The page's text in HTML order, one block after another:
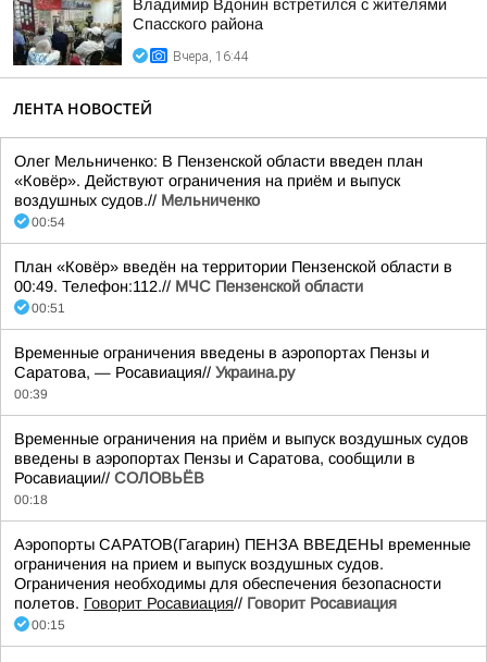
Владимир Вдонин встретился с жителями
Спасского района
Вчера, 16:44
ЛЕНТА НОВОСТЕЙ
Олег Мельниченко: В Пензенской области введен план
«Ковёр». Действуют ограничения на приём и выпуск
воздушных судов.// Мельниченко
00:54
План «Ковёр» введён на территории Пензенской области в
00:49. Телефон:112.// МЧС Пензенской области
00:51
Временные ограничения введены в аэропортах Пензы и
Саратова, — Росавиация// Украина.ру
00:39
Временные ограничения на приём и выпуск воздушных судов
введены в аэропортах Пензы и Саратова, сообщили в
Росавиации// СОЛОВЬЁВ
00:18
Аэропорты САРАТОВ(Гагарин) ПЕНЗА ВВЕДЕНЫ временные
ограничения на прием и выпуск воздушных судов.
Ограничения необходимы для обеспечения безопасности
полетов. Говорит Росавиация// Говорит Росавиация
00:15